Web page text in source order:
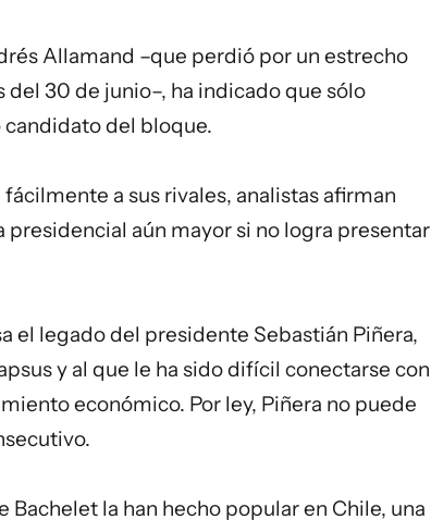
Allamand –que perdió por un estrecho
30 de junio–, ha indicado que sólo
candidato del bloque.
a sus rivales, analistas afirman
aún mayor si no logra presentar
el legado del presidente Sebastián Piñera,
y al que le ha sido difícil conectarse con
económico. Por ley, Piñera no puede
la han hecho popular en Chile, una